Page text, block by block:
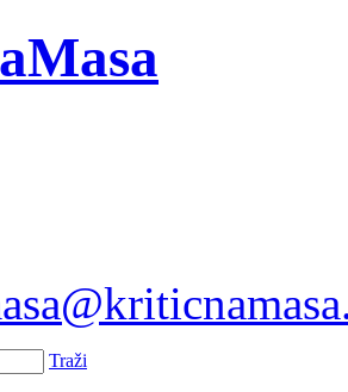
Traži